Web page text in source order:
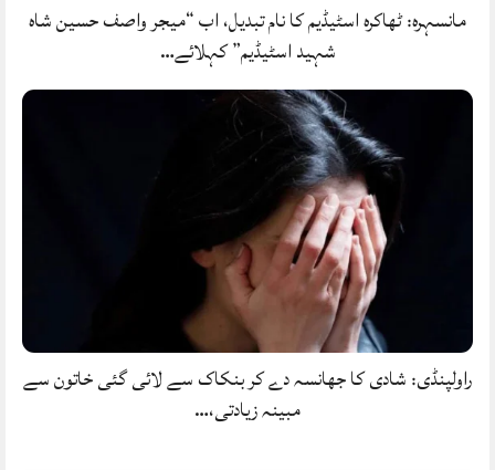
مانسہرہ: ٹھاکرہ اسٹیڈیم کا نام تبدیل، اب “میجر واصف حسین شاہ
شہید اسٹیڈیم” کہلائے…
راولپنڈی: شادی کا جھانسہ دے کر بنکاک سے لائی گئی خاتون سے
مبینہ زیادتی،…